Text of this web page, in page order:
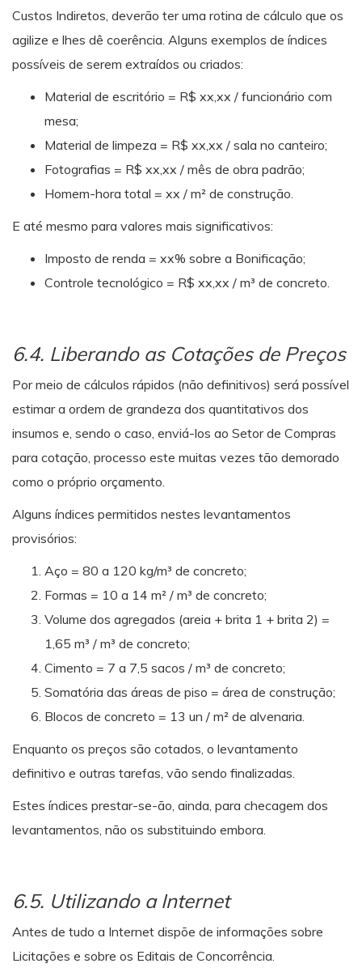
Custos Indiretos, deverão ter uma rotina de cálculo que os
agilize e lhes dê coerência. Alguns exemplos de índices
possíveis de serem extraídos ou criados:
Material de escritório = R$ xx,xx / funcionário com
mesa;
Material de limpeza = R$ xx,xx / sala no canteiro;
Fotografias = R$ xx,xx / mês de obra padrão;
Homem-hora total = xx / m² de construção.
E até mesmo para valores mais significativos:
Imposto de renda = xx% sobre a Bonificação;
Controle tecnológico = R$ xx,xx / m³ de concreto.
6.4. Liberando as Cotações de Preços
Por meio de cálculos rápidos (não definitivos) será possível
estimar a ordem de grandeza dos quantitativos dos
insumos e, sendo o caso, enviá-los ao Setor de Compras
para cotação, processo este muitas vezes tão demorado
como o próprio orçamento.
Alguns índices permitidos nestes levantamentos
provisórios:
Aço = 80 a 120 kg/m³ de concreto;
Formas = 10 a 14 m² / m³ de concreto;
Volume dos agregados (areia + brita 1 + brita 2) =
1,65 m³ / m³ de concreto;
Cimento = 7 a 7,5 sacos / m³ de concreto;
Somatória das áreas de piso = área de construção;
Blocos de concreto = 13 un / m² de alvenaria.
Enquanto os preços são cotados, o levantamento
definitivo e outras tarefas, vão sendo finalizadas.
Estes índices prestar-se-ão, ainda, para checagem dos
levantamentos, não os substituindo embora.
6.5. Utilizando a Internet
Antes de tudo a Internet dispõe de informações sobre
Licitações e sobre os Editais de Concorrência.